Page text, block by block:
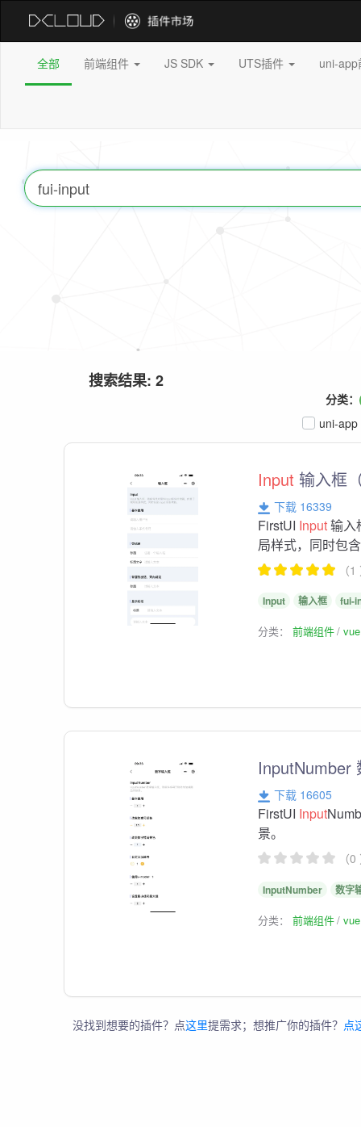
全部 前端组件 JS SDK UTS插件 uni-
搜索结果: 2
分类：
uni-app
Input 输入框
下载 16339
FirstUI Input输入
局样式，同时包
（
Input 输入框 fui-
分类：前端组件
InputNumber
下载 16605
FirstUI Input
景。
（
InputNumber 数字
分类：前端组件
没找到想要的插件？点这里提需求；想推广你的插件？ 点